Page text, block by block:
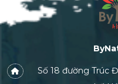
Số 18 đường Trúc